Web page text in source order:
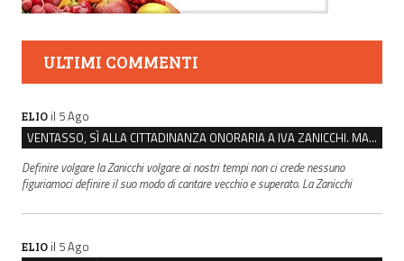
ULTIMI COMMENTI
ELIO il 5 Ago
VENTASSO, SÌ ALLA CITTADINANZA ONORARIA A IVA ZANICCHI. MA BARGIACCHI: “È DI PESSIMO GUSTO”
Definire volgare la Zanicchi volgare ai nostri tempi non ci crede nessuno
figuriamoci definire il suo modo di cantare vecchio e superato. La Zanicchi
ELIO il 5 Ago